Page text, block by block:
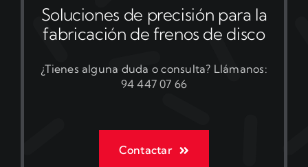
Soluciones de precisión para la
fabricación de frenos de disco
¿Tienes alguna duda o consulta? Llámanos:
94 447 07 66
Contactar